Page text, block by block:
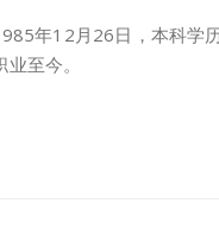
年12月26日，本科学
至今。